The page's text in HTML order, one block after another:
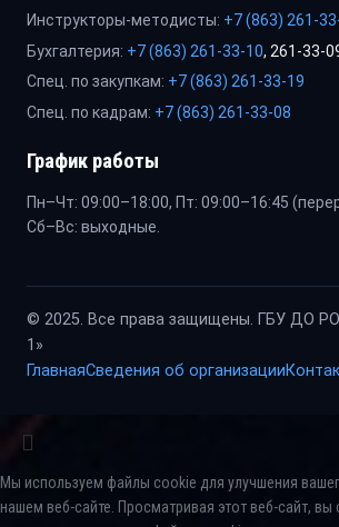
Инструкторы-методисты: +7 (863) 261-
Бухгалтерия: +7 (863) 261-33-10, 261-33-
Спец. по закупкам: +7 (863) 261-33-19
Спец. по кадрам: +7 (863) 261-33-08
График работы
Пн–Чт: 09:00–18:00, Пт: 09:00–16:45
Сб–Вс: выходные.
© 2025. Все права защищены. ГБУ ДО
1»
ГлавнаяСведения об организации
Мы используем файлы cookie для улучшения
нашем веб-сайте. Просматривая этот веб-сайт, вы